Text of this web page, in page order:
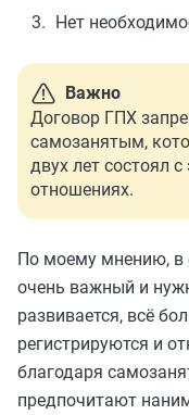
Нет
Важно
Договор ГПХ
самозанятым,
двух лет состоял
отношениях.
По моему мнению, в
очень важный и
развивается, всё
регистрируются и
благодаря
предпочитают